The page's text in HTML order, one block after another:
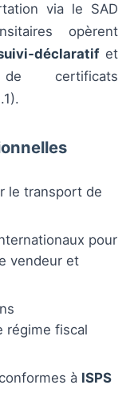
via le SAD
opèrent
et
de certificats
le transport de
pour
vendeur et
régime fiscal
à ISPS